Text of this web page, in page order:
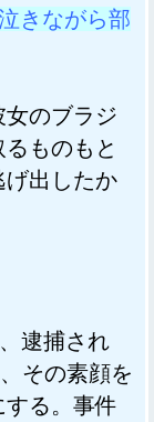
きながら部
のブラジ
ものもと
げ出したか
逮捕され
その素顔を
る。事件